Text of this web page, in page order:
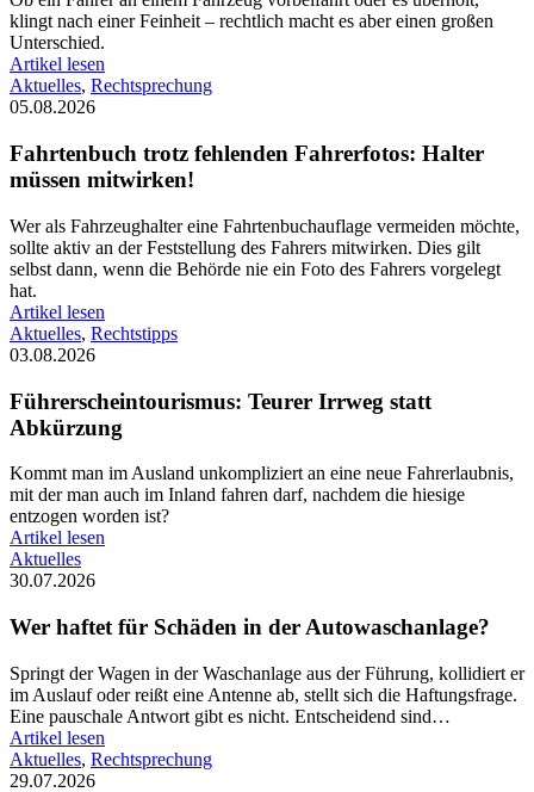
klingt nach einer Feinheit – rechtlich macht es aber einen großen
Unterschied.
Artikel lesen
Aktuelles, Rechtsprechung
05.08.2026
Fahrtenbuch trotz fehlenden Fahrerfotos: Halter
müssen mitwirken!
Wer als Fahrzeughalter eine Fahrtenbuchauflage vermeiden möchte,
sollte aktiv an der Feststellung des Fahrers mitwirken. Dies gilt
selbst dann, wenn die Behörde nie ein Foto des Fahrers vorgelegt
hat.
Artikel lesen
Aktuelles, Rechtstipps
03.08.2026
Führerscheintourismus: Teurer Irrweg statt
Abkürzung
Kommt man im Ausland unkompliziert an eine neue Fahrerlaubnis,
mit der man auch im Inland fahren darf, nachdem die hiesige
entzogen worden ist?
Artikel lesen
Aktuelles
30.07.2026
Wer haftet für Schäden in der Autowaschanlage?
Springt der Wagen in der Waschanlage aus der Führung, kollidiert er
im Auslauf oder reißt eine Antenne ab, stellt sich die Haftungsfrage.
Eine pauschale Antwort gibt es nicht. Entscheidend sind…
Artikel lesen
Aktuelles, Rechtsprechung
29.07.2026